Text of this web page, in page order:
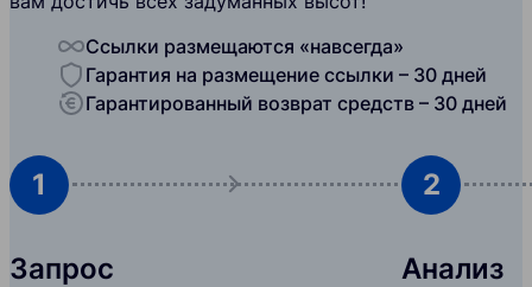
Ссылки размещаются «навсегда»
Гарантия на размещение ссылки – 30 дней
Гарантированный возврат средств – 30 дней
1
Запрос
2
Анализ